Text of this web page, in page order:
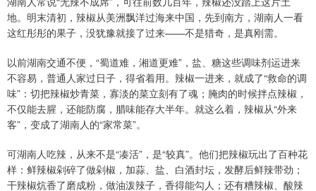
地。明末清初，辣椒从美洲飘洋过海来中国，先到南方，湖南人一看
这红彤彤的果子，没犹豫就接了过来——不是猎奇，是真刚需。
以前湖南交通不便，“蜀道难，湘道更难”，盐、糖这些调味剂运进来
不容易，普通人家过日子，得省着用。辣椒一进来，就成了“救命的调
味”：切把辣椒炒青菜，寡淡的菜立刻有了魂；腌肉的时候拌点辣椒，
不仅能去腥，还能防腐，腊味能存大半年。就这么着，辣椒从“外来
客”，变成了湖南人的“家常菜”。
可湖南人吃辣，从来不是“凑活”，是“较真”。他们把辣椒玩出了百种花
样：鲜辣椒剁碎了做剁椒，加蒜、盐、白酒封坛，发酵后鲜辣带劲；
干辣椒炕香了磨成粉，做油泼辣子，香得能勾人；还有糟辣椒、酸辣